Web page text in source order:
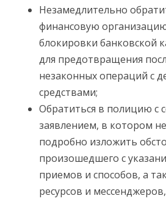
Незамедлительно
финансовую
блокировки банковской
для предотвращения
незаконных операций с
средствами;
Обратиться в полицию с
заявлением, в котором
подробно изложить
произошедшего с
приемов и способов, а
ресурсов и